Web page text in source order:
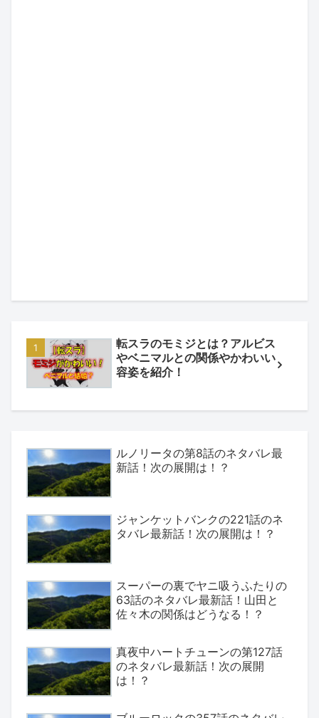
転スラのモミジとは？アルビス
やベニマルとの関係やかわいい
容姿を紹介！
ルノリータの第8話のネタバレ最
新話！次の展開は！？
ジャンケットバンクの221話のネ
タバレ最新話！次の展開は！？
スーパーの裏でヤニ吸うふたりの
63話のネタバレ最新話！山田と
佐々木の関係はどうなる！？
真夜中ハートチューンの第127話
のネタバレ最新話！次の展開
は！？